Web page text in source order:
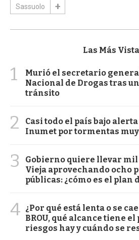
Sassuolo
Las Más
1
Murió el secretario
Nacional de Drogas tras
tránsito
2
Casi todo el país bajo
Inumet por tormentas
3
Gobierno quiere llevar mil
Vieja aprovechando ocho
públicas: ¿cómo es el plan
4 ¿Por qué está lenta o se
BROU, qué alcance tiene
riesgos hay y cuándo se